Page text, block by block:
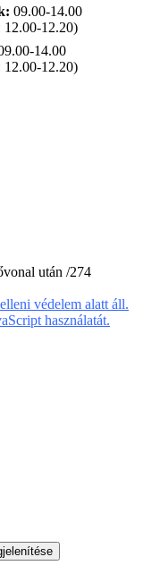
09.00-14.00
12.00-12.20)
14.00
12.00-12.20)
után /274
védelem alatt áll.
használatát.